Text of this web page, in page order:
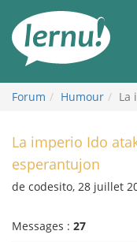
contenu
Forum Humour La
La imperio Ido
esperantujon
de codesito, 28 juillet
Messages : 27